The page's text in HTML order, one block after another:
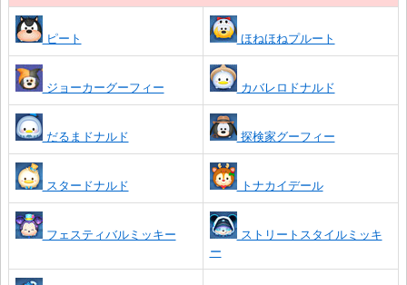
ピート ほねほねプルート
ジョーカーグーフィー カバレロドナルド
だるまドナルド 探検家グーフィー
スタードナルド トナカイデール
フェスティバルミッキー
ストリートスタイルミッキ
ー